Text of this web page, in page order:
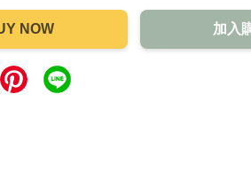
NOW 加入